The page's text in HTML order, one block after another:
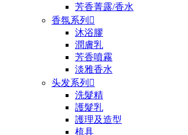
芳香菁露/香水
香氛系列 
沐浴膠
潤膚乳
芳香噴霧
淡雅香水
头发系列 
洗髮精
護髮乳
護理及造型
梳具